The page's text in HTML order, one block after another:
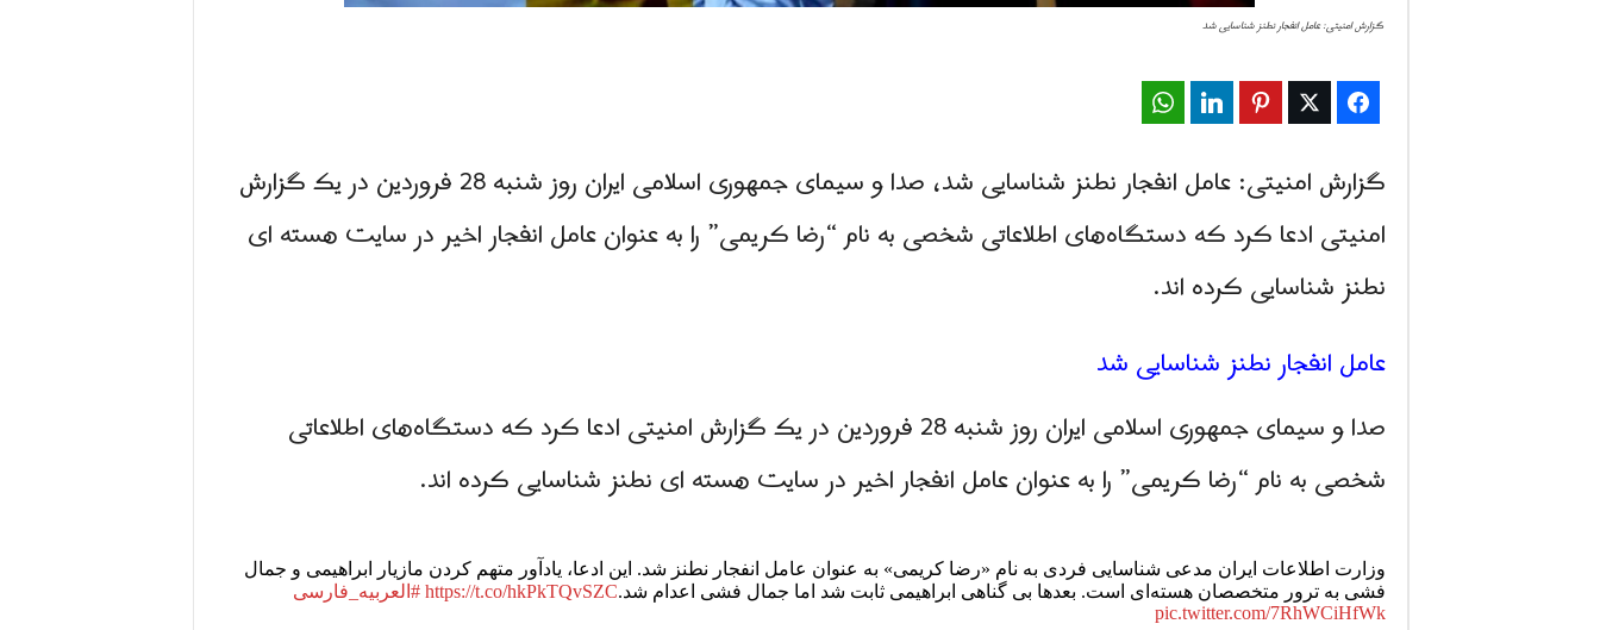
2
گزارش امنیتی: عامل انفجار نطنز شناسایی شد
Facebook
Twitter
Pinterest
LinkedIn
گزارش امنیتی: عامل انفجار نطنز شناسایی شد، صدا و سیمای جمهوری اسلامی ایران روز شنبه 28 فروردین در یک گزارش
امنیتی ادعا کرد که دستگاه‌های اطلاعاتی شخصی به نام “رضا کریمی” را به عنوان عامل انفجار اخیر در سایت هسته ای
نطنز شناسایی کرده اند.
عامل انفجار نطنز شناسایی شد
صدا و سیمای جمهوری اسلامی ایران روز شنبه 28 فروردین در یک گزارش امنیتی ادعا کرد که دستگاه‌های اطلاعاتی
شخصی به نام “رضا کریمی” را به عنوان عامل انفجار اخیر در سایت هسته ای نطنز شناسایی کرده اند.
وزارت اطلاعات ایران مدعی شناسایی فردی به نام «رضا کریمی» به عنوان عامل انفجار نطنز شد. این ادعا، یادآور متهم کردن مازیار ابراهیمی و جمال
فشی به ترور متخصصان هسته‌ای است. بعدها بی گناهی ابراهیمی ثابت شد اما جمال فشی اعدام شد.https://t.co/hkPkTQvSZC #العربیه_فارسی
pic.twitter.com/7RhWCiHfWk